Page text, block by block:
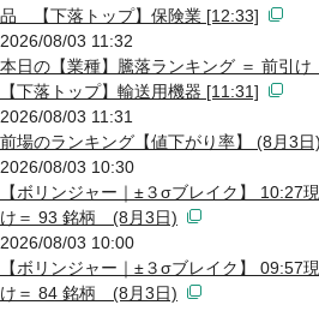
品 【下落トップ】保険業 [12:33]
2026/08/03 11:32
本日の【業種】騰落ランキング ＝ 前引
【下落トップ】輸送用機器 [11:31]
2026/08/03 11:31
前場のランキング【値下がり率】 (8月3日)
2026/08/03 10:30
【ボリンジャー｜±３σブレイク】
け＝ 93 銘柄 (8月3日)
2026/08/03 10:00
【ボリンジャー｜±３σブレイク】
け＝ 84 銘柄 (8月3日)